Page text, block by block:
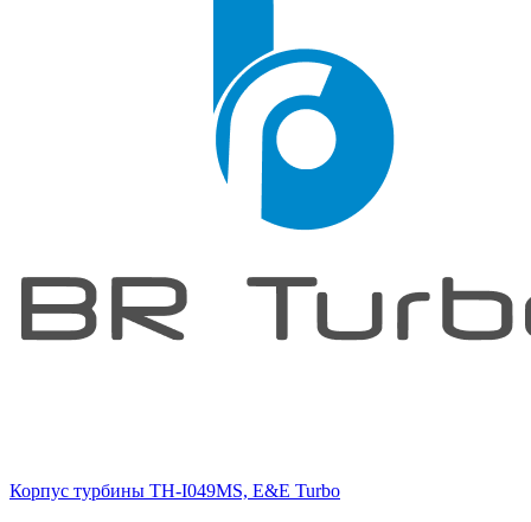
Корпус турбины TH-I049MS, E&E Turbo